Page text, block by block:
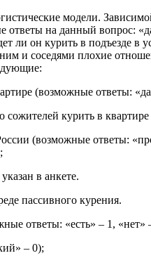
модели.
ответы на данный вопрос:
ли он курить в подъезде
и соседями плохие
(возможные ответы:
сожителей курить в
(возможные ответы:
в анкете.
пассивного курения.
ответы: «есть» – 1, «нет»
– 0);